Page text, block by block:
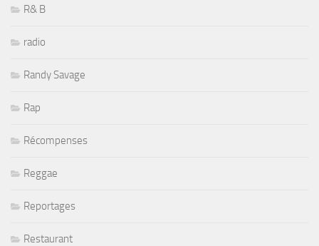
R& B
radio
Randy Savage
Rap
Récompenses
Reggae
Reportages
Restaurant